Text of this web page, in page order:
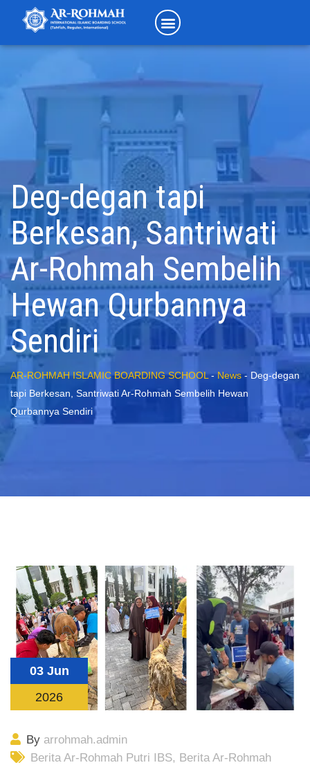
Deg-degan tapi
Berkesan, Santriwati
Ar-Rohmah Sembelih
Hewan Qurbannya
Sendiri
AR-ROHMAH ISLAMIC BOARDING SCHOOL-News- Deg-degan
tapi Berkesan, Santriwati Ar-Rohmah Sembelih Hewan
Qurbannya Sendiri
03 Jun
2026
By arrohmah.admin
Berita Ar-Rohmah Putri IBS, Berita Ar-Rohmah